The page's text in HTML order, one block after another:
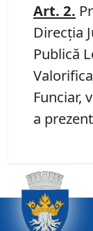
Art. 2.
Direcția
Publică
Funciar,
a